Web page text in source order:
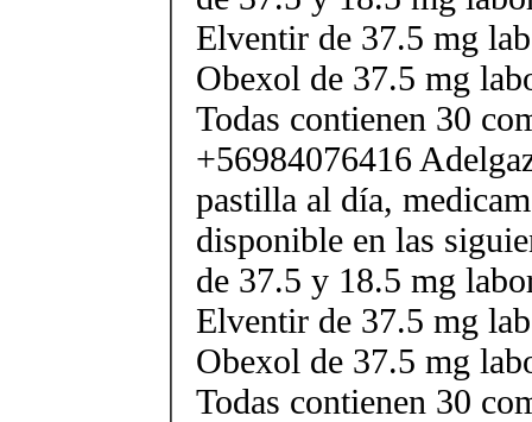
Elventir de 37.5 mg
Obexol de 37.5 mg
Todas contienen 30
+56984076416
pastilla al día,
disponible en las
de 37.5 y 18.5 mg
Elventir de 37.5 mg
Obexol de 37.5 mg
Todas contienen 30